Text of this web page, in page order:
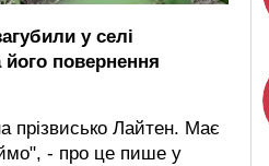
у селі
його повернення
прізвисько Лайтен. Має
- про це пише у